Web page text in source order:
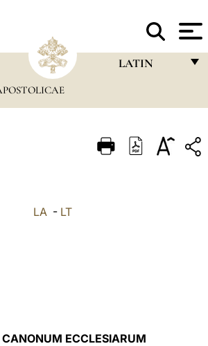
LATIN
ITALIANO
LATINE
LA - LT
ECCLESIARUM